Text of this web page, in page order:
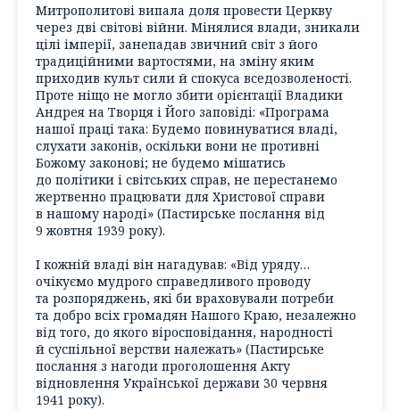
Митрополитові випала доля провести Церкву
через дві світові війни. Мінялися влади, зникали
цілі імперії, занепадав звичний світ з його
традиційними вартостями, на зміну яким
приходив культ сили й спокуса вседозволеності.
Проте ніщо не могло збити орієнтації Владики
Андрея на Творця і Його заповіді: «Програма
нашої праці така: Будемо повинуватися владі,
слухати законів, оскільки вони не противні
Божому законові; не будемо мішатись
до політики і світських справ, не перестанемо
жертвенно працювати для Христової справи
в нашому народі» (Пастирське послання від
9 жовтня 1939 року).
І кожній владі він нагадував: «Від уряду…
очікуємо мудрого справедливого проводу
та розпоряджень, які би враховували потреби
та добро всіх громадян Нашого Краю, незалежно
від того, до якого віросповідання, народності
й суспільної верстви належать» (Пастирське
послання з нагоди проголошення Акту
відновлення Української держави 30 червня
1941 року).